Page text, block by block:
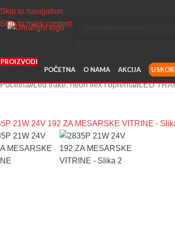
Skip to navigation
Skip to main content
PROIZVODI
POČETNA
O NAMA AKCIJA
Početna/ Led trake, neon flex i oprema/ LED